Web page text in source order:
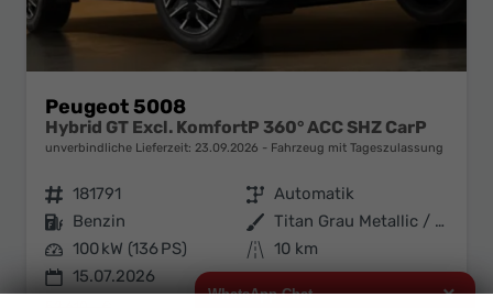
Peugeot 5008
Hybrid GT Excl. KomfortP 360° ACC SHZ CarP
unverbindliche Lieferzeit: 23.09.2026 Fahrzeug mit Tageszulassung
Fahrzeugnr. 181791 Getriebe Automatik
Kraftstoff Benzin Außenfarbe
Titan Grau Metallic / Dach in Pe
Leistung 100 kW (136 PS) Kilometerstand 10 km
15.07.2026
WhatsApp Chat ×